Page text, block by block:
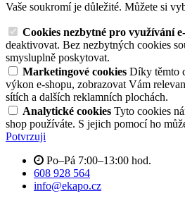
Vaše soukromí je důležité. Můžete si
Cookies nezbytné pro využívání
deaktivovat. Bez nezbytných cookies
smysluplně poskytovat.
Marketingové cookies Díky těmto
výkon e-shopu, zobrazovat Vám
sítích a dalších reklamních plochách.
Analytické cookies Tyto cookies
shop používáte. S jejich pomocí ho
Potvrzuji
Po–Pá 7:00–13:00 hod.
608 928 564
info@ekapo.cz